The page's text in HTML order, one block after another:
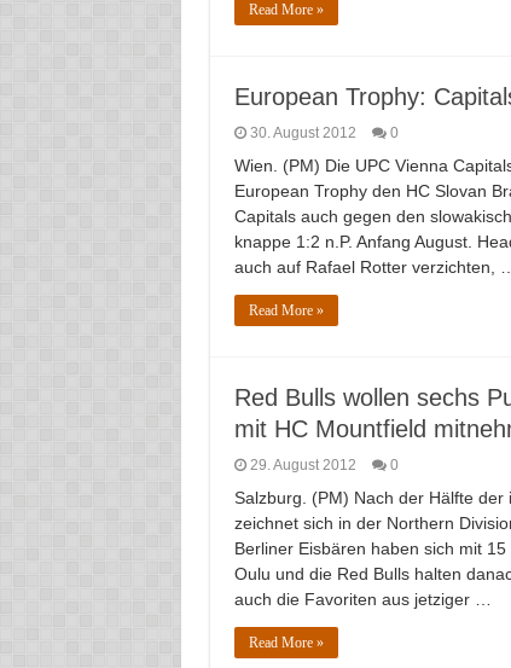
Read More »
European Trophy:
30. August 2012 0
Wien. (PM) Die UPC Vienna
European Trophy den HC Slovan
Capitals auch gegen den
knappe 1:2 n.P. Anfang August.
auch auf Rafael Rotter verzichten, …
Read More »
Red Bulls wollen sechs
mit HC Mountfield
29. August 2012 0
Salzburg. (PM) Nach der Hälfte
zeichnet sich in der Northern
Berliner Eisbären haben sich mit
Oulu und die Red Bulls halten
auch die Favoriten aus jetziger …
Read More »